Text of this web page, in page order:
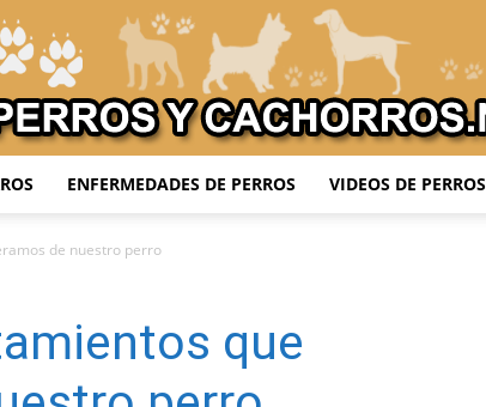
ENFERMEDADES DE PERROS VIDEOS DE PERROS
de nuestro perro
que